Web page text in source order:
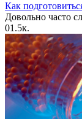
Как
Довольно часто
01.5к.